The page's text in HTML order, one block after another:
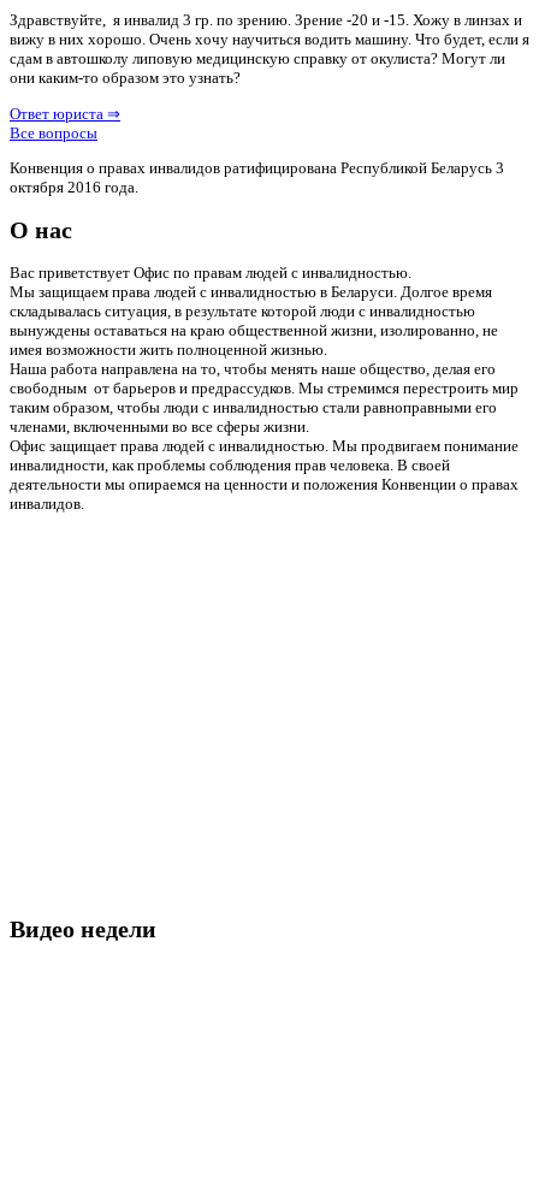
Здравствуйте, я инвалид 3 гр. по зрению. Зрение -20 и -15. Хожу в линзах и
вижу в них хорошо. Очень хочу научиться водить машину. Что будет, если я
сдам в автошколу липовую медицинскую справку от окулиста? Могут ли
они каким-то образом это узнать?
Ответ юриста ⇒
Все вопросы
Конвенция о правах инвалидов ратифицирована Республикой Беларусь 3
октября 2016 года.
О нас
Вас приветствует Офис по правам людей с инвалидностью.
Мы защищаем права людей с инвалидностью в Беларуси. Долгое время
складывалась ситуация, в результате которой люди с инвалидностью
вынуждены оставаться на краю общественной жизни, изолированно, не
имея возможности жить полноценной жизнью.
Наша работа направлена на то, чтобы менять наше общество, делая его
свободным от барьеров и предрассудков. Мы стремимся перестроить мир
таким образом, чтобы люди с инвалидностью стали равноправными его
членами, включенными во все сферы жизни.
Офис защищает права людей с инвалидностью. Мы продвигаем понимание
инвалидности, как проблемы соблюдения прав человека. В своей
деятельности мы опираемся на ценности и положения Конвенции о правах
инвалидов.
Видео недели